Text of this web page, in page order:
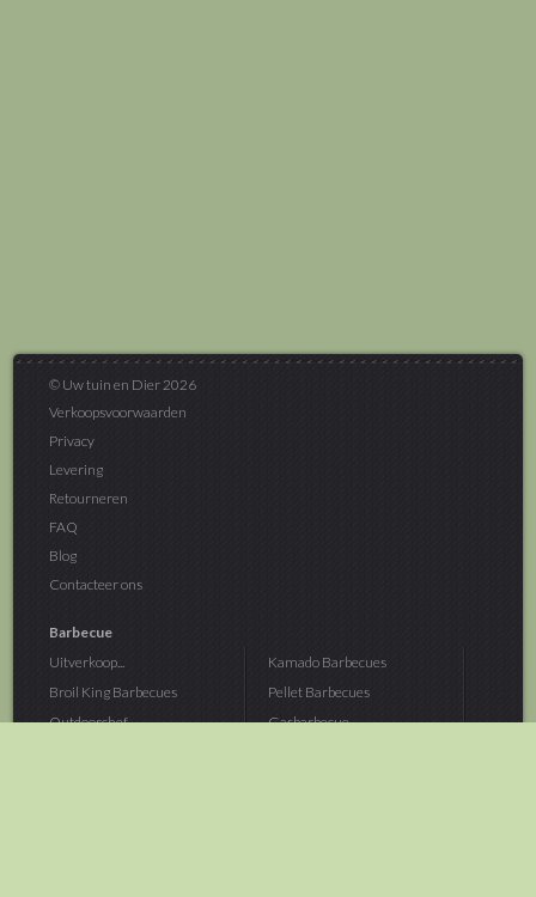
© Uw tuin en Dier 2026
Verkoopsvoorwaarden
Privacy
Levering
Retourneren
FAQ
Blog
Contacteer ons
Barbecue
Uitverkoop...
Broil King Barbecues
Outdoorchef...
Kamado Barbecues
Pellet Barbecues
Gasbarbecue